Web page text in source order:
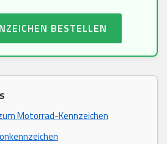
BESTELLEN
Motorrad-Kennzeichen